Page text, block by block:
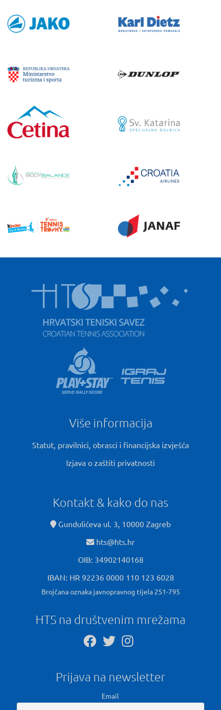
Više informacija
Statut, pravilnici, obrasci i financijska izvješća
Izjava o zaštiti privatnosti
Kontakt & kako do nas
Gundulićeva ul. 3, 10000 Zagreb
hts@hts.hr
OIB: 34902140168
IBAN: HR 92236 0000 110 123 6028
Brojčana oznaka javnopravnog tijela 251-795
HTS na društvenim mrežama
Prijava na newsletter
Email